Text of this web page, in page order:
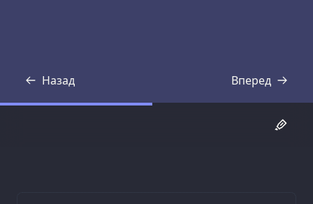
Назад
Стенограмма Вперед
Стенограмма